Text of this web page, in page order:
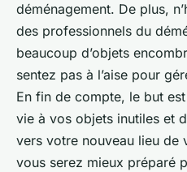
déménagement. De plus,
des professionnels du
beaucoup d’objets
sentez pas à l’aise pour
En fin de compte, le but
vie à vos objets inutiles et
vers votre nouveau lieu de
vous serez mieux préparé